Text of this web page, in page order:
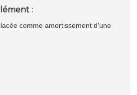
:
comme amortissement d'une